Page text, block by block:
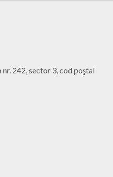
242, sector 3, cod poştal